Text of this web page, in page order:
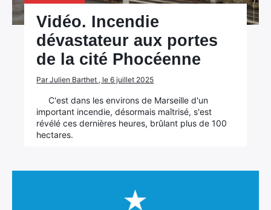
Vidéo. Incendie
dévastateur aux portes
de la cité Phocéenne
Par Julien Barthet , le 6 juillet 2025
C'est dans les environs de Marseille d'un
important incendie, désormais maîtrisé, s'est
révélé ces dernières heures, brûlant plus de 100
hectares.